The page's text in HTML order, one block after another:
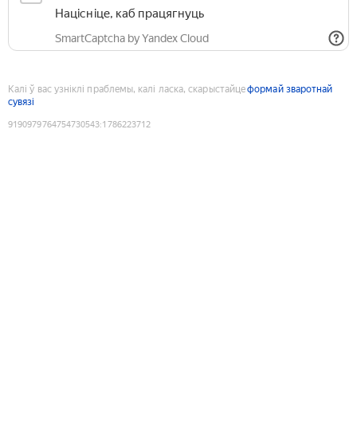
Націсніце, каб працягнуць
SmartCaptcha by Yandex Cloud
Калі ў вас узніклі праблемы, калі ласка, скарыстайцеформай зваротнай
сувязі
9190979764754730543:1786223712